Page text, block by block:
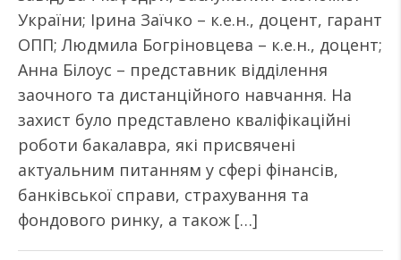
України; Ірина Заїчко – к.е.н., доцент, гарант
ОПП; Людмила Богріновцева – к.е.н., доцент;
Анна Білоус – представник відділення
заочного та дистанційного навчання. На
захист було представлено кваліфікаційні
роботи бакалавра, які присвячені
актуальним питанням у сфері фінансів,
банківської справи, страхування та
фондового ринку, а також […]